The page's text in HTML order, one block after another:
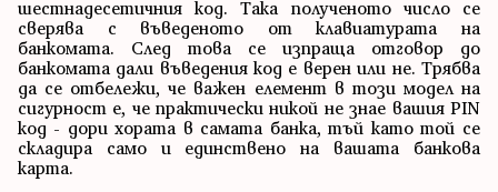
шестнадесетичния код. Така полученото число се
сверява с въведеното от клавиатурата на
банкомата. След това се изпраща отговор до
банкомата дали въведения код е верен или не. Трябва
да се отбележи, че важен елемент в този модел на
сигурност е, че практически никой не знае вашия PIN
код - дори хората в самата банка, тъй като той се
складира само и единствено на вашата банкова
карта.